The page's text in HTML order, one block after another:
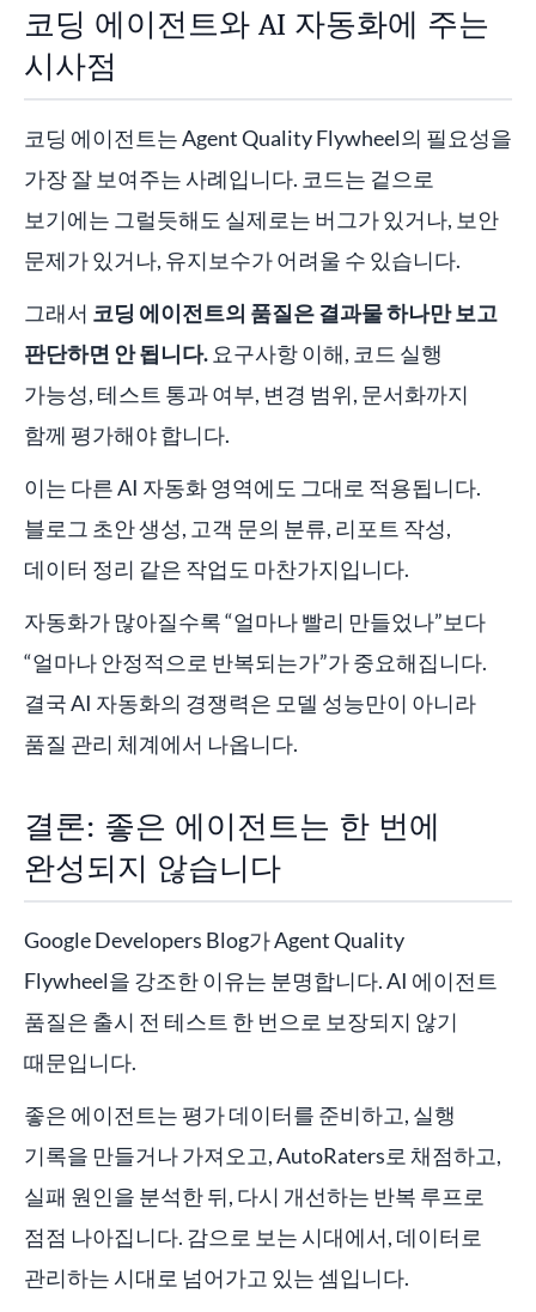
코딩 에이전트와 AI 자동화에 주는
시사점
코딩 에이전트는 Agent Quality Flywheel의 필요성을
가장 잘 보여주는 사례입니다. 코드는 겉으로
보기에는 그럴듯해도 실제로는 버그가 있거나, 보안
문제가 있거나, 유지보수가 어려울 수 있습니다.
그래서 코딩 에이전트의 품질은 결과물 하나만 보고
판단하면 안 됩니다. 요구사항 이해, 코드 실행
가능성, 테스트 통과 여부, 변경 범위, 문서화까지
함께 평가해야 합니다.
이는 다른 AI 자동화 영역에도 그대로 적용됩니다.
블로그 초안 생성, 고객 문의 분류, 리포트 작성,
데이터 정리 같은 작업도 마찬가지입니다.
자동화가 많아질수록 “얼마나 빨리 만들었나”보다
“얼마나 안정적으로 반복되는가”가 중요해집니다.
결국 AI 자동화의 경쟁력은 모델 성능만이 아니라
품질 관리 체계에서 나옵니다.
결론: 좋은 에이전트는 한 번에
완성되지 않습니다
Google Developers Blog가 Agent Quality
Flywheel을 강조한 이유는 분명합니다. AI 에이전트
품질은 출시 전 테스트 한 번으로 보장되지 않기
때문입니다.
좋은 에이전트는 평가 데이터를 준비하고, 실행
기록을 만들거나 가져오고, AutoRaters로 채점하고,
실패 원인을 분석한 뒤, 다시 개선하는 반복 루프로
점점 나아집니다. 감으로 보는 시대에서, 데이터로
관리하는 시대로 넘어가고 있는 셈입니다.